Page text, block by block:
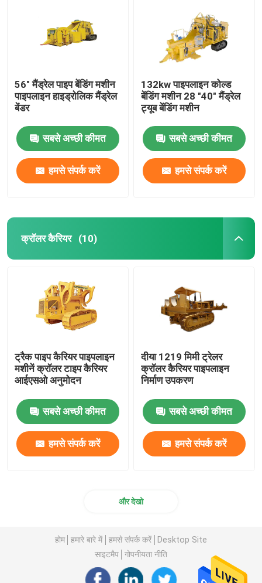
56" मैंड्रेल पाइप बेंडिंग मशीन
पाइपलाइन हाइड्रोलिक मैंड्रेल
बेंडर
सबसे अच्छी कीमत
हमसे संपर्क करें
132kw पाइपलाइन कोल्ड
बेंडिंग मशीन 28 "40" मैंड्रेल
ट्यूब बेंडिंग मशीन
सबसे अच्छी कीमत
हमसे संपर्क करें
क्रॉलर कैरियर (10)
ट्रैक पाइप कैरियर पाइपलाइन
मशीनें क्रॉलर टाइप कैरियर
आईएसओ अनुमोदन
सबसे अच्छी कीमत
हमसे संपर्क करें
दीया 1219 मिमी ट्रेलर
क्रॉलर कैरियर पाइपलाइन
निर्माण उपकरण
सबसे अच्छी कीमत
हमसे संपर्क करें
और देखो
होम हमारे बारे में हमसे संपर्क करें
Desktop Site
साइटमैप
गोपनीयता नीति